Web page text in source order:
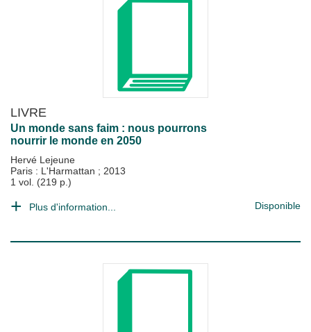
LIVRE
Un monde sans faim : nous pourrons
nourrir le monde en 2050
Hervé Lejeune
Paris : L'Harmattan ; 2013
1 vol. (219 p.)
Plus d'information... Disponible